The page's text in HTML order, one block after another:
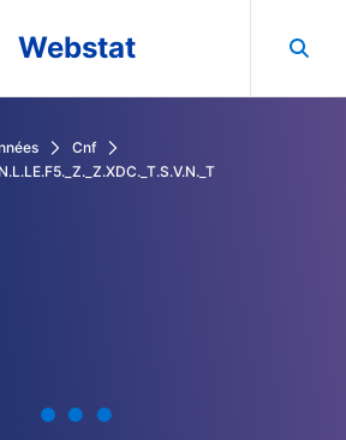
navigation
Webstat
Cnf